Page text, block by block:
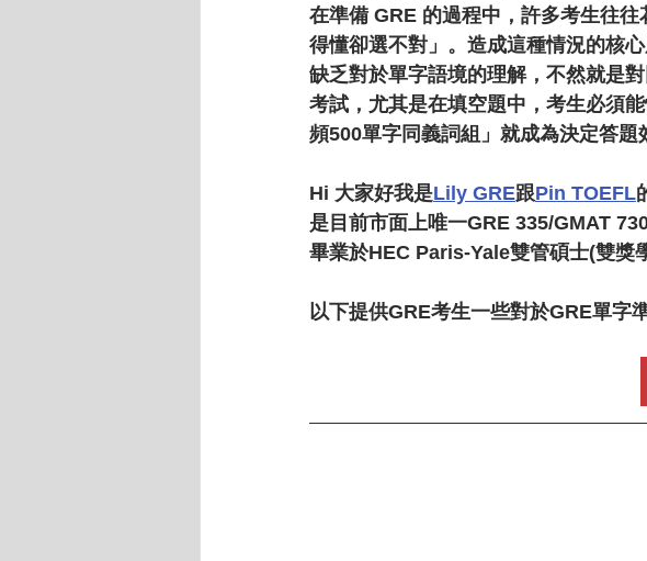
在準備 GRE 的過程中，許多考生往
得懂卻選不對」。造成這種情況的核
缺乏對於單字語境的理解，不然就是
考試，尤其是在填空題中，考生必須
頻500單字同義詞組」就成為決定答題
Hi 大家好我是Lily GRE跟Pin TOEFL
是目前市面上唯一GRE 335/GMAT
畢業於HEC Paris-Yale雙管碩士(雙獎
以下提供GRE考生一些對於GRE單字